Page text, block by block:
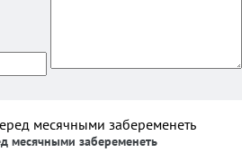
месячными забеременеть